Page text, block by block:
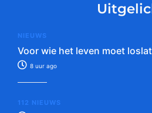
NIEUWS
Voor wie het leven moet
8 uur ago
112 NIEUWS